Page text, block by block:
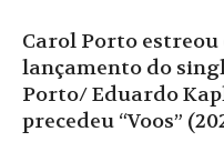
Carol Porto estreou
lançamento do
Porto/ Eduardo
precedeu “Voos”